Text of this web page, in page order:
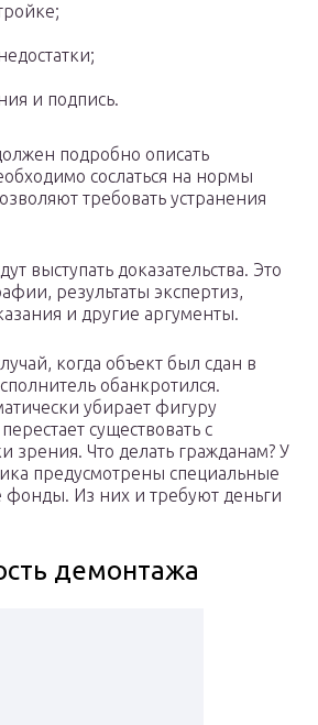
и подпись.
подробно описать
сослаться на нормы
требовать устранения
выступать доказательства. Это
результаты экспертиз,
и другие аргументы.
когда объект был сдан в
обанкротился.
убирает фигуру
существовать с
зрения. Что делать гражданам? У
предусмотрены специальные
Из них и требуют деньги
демонтажа